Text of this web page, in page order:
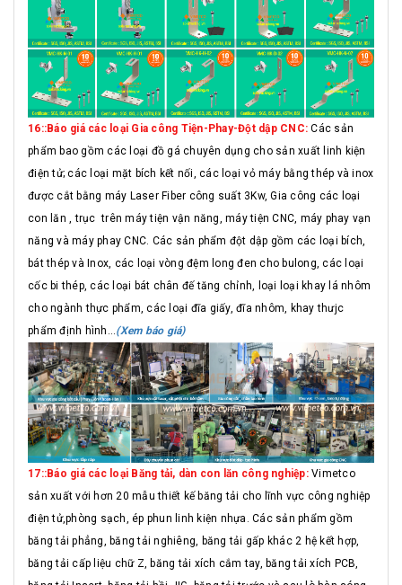
16::Báo giá các loại Gia công Tiện-Phay-Đột dập CNC: Các sản
phẩm bao gồm các loại đồ gá chuyên dụng cho sản xuất linh kiện
điện tử; các loại mặt bích kết nối, các loại vỏ máy bằng thép và inox
được cắt bằng máy Laser Fiber công suất 3Kw, Gia công các loại
con lăn , trục trên máy tiện vận năng, máy tiện CNC, máy phay vạn
năng và máy phay CNC. Các sản phẩm đột dập gồm các loại bích,
bát thép và Inox, các loại vòng đệm long đen cho bulong, các loại
cốc bi thép, các loại bát chân đế tăng chỉnh, loại loại khay lá nhôm
cho ngành thực phẩm, các loại đĩa giấy, đĩa nhôm, khay thưjc
phẩm định hình...(Xem báo giá)
17::Báo giá các loại Băng tải, dàn con lăn công nghiệp:Vimetco
sản xuất với hơn 20 mẫu thiết kế băng tải cho lĩnh vực công nghiệp
điện tử,phòng sạch, ép phun linh kiện nhựa. Các sản phẩm gồm
băng tải phẳng, băng tải nghiêng, băng tải gấp khác 2 hệ kết hợp,
băng tải cấp liệu chữ Z, băng tải xích cắm tay, băng tải xích PCB,